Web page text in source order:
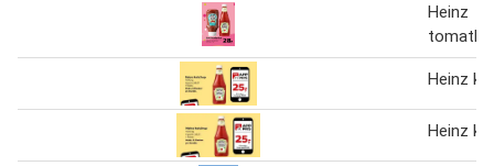
Heinz
Heinz
Heinz